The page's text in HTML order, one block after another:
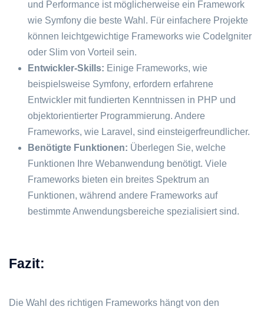
und Performance ist möglicherweise ein Framework
wie Symfony die beste Wahl. Für einfachere Projekte
können leichtgewichtige Frameworks wie CodeIgniter
oder Slim von Vorteil sein.
Entwickler-Skills: Einige Frameworks, wie
beispielsweise Symfony, erfordern erfahrene
Entwickler mit fundierten Kenntnissen in PHP und
objektorientierter Programmierung. Andere
Frameworks, wie Laravel, sind einsteigerfreundlicher.
Benötigte Funktionen: Überlegen Sie, welche
Funktionen Ihre Webanwendung benötigt. Viele
Frameworks bieten ein breites Spektrum an
Funktionen, während andere Frameworks auf
bestimmte Anwendungsbereiche spezialisiert sind.
Fazit:
Die Wahl des richtigen Frameworks hängt von den